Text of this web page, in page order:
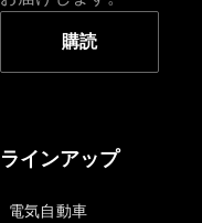
購読
ラインアップ
電気自動車